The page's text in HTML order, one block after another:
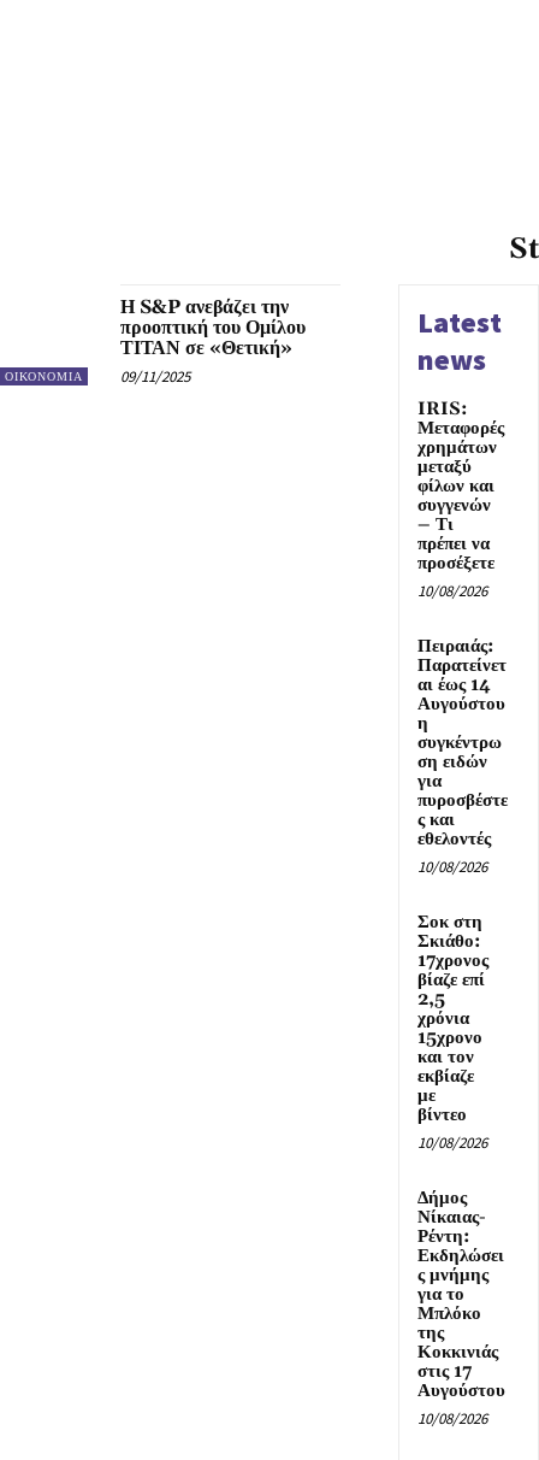
ΟΙΚΟΝΟΜΙΑ
Η S&P ανεβάζει την
προοπτική του Ομίλου
ΤΙΤΑΝ σε «Θετική»
09/11/2025
Latest
news
IRIS:
Μεταφορές
χρημάτων
μεταξύ
φίλων και
συγγενών
– Τι
πρέπει να
προσέξετε
10/08/2026
Πειραιάς:
Παρατείνετ
αι έως 14
Αυγούστου
η
συγκέντρω
ση ειδών
για
πυροσβέστε
ς και
εθελοντές
10/08/2026
Σοκ στη
Σκιάθο:
17χρονος
βίαζε επί
2,5
χρόνια
15χρονο
και τον
εκβίαζε
με
βίντεο
10/08/2026
Δήμος
Νίκαιας-
Ρέντη:
Εκδηλώσει
ς μνήμης
για το
Μπλόκο
της
Κοκκινιάς
στις 17
Αυγούστου
10/08/2026